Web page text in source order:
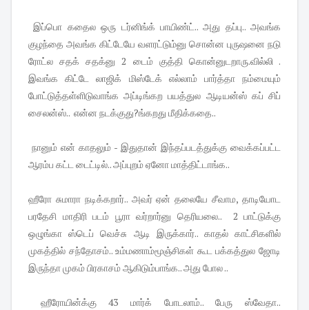
இப்பொ கதைல ஒரு டர்னிங்க் பாயிண்ட்.. அது தப்பு.. அவங்க
குழந்தை அவங்க கிட்டேயே வளரட்டும்னு சொன்ன புருஷனை நடு
ரோட்ல சதக் சதக்னு 2 டைம் குத்தி கொன்னுடறாரு.வில்லி .
இவங்க கிட்டே லாஜிக் மிஸ்டேக் எல்லாம் பார்த்தா நம்மையும்
போட்டுத்தள்ளிடுவாங்க அப்டிங்கற பயத்துல ஆடியன்ஸ் கப் சிப்
சைலன்ஸ்.. என்ன நடக்குது?ங்கறது மீதிக்கதை..
நானும் என் காதலும் - இதுதான் இந்தப்படத்துக்கு வைக்கப்பட்ட
ஆரம்ப கட்ட டைட்டில்.. அப்புறம் ஏனோ மாத்திட்டாங்க..
ஹீரோ சுமாரா நடிக்கறார்.. அவர் ஏன் தலையே சீவாம, தாடியோட
பரதேசி மாதிரி படம் பூரா வர்றார்னு தெரியலை.. 2 பாட்டுக்கு
ஒழுங்கா ஸ்டெப் வெச்சு ஆடி இருக்கார்.. காதல் காட்சிகளில்
முகத்தில் சந்தோசம்.. உம்மணாம்மூஞ்சிகள் கூட பக்கத்துல ஜோடி
இருந்தா முகம் பிரகாசம் ஆகிடும்பாங்க.. அது போல ..
ஹீரோயின்க்கு 43 மார்க் போடலாம்.. பேரு ஸ்வேதா..